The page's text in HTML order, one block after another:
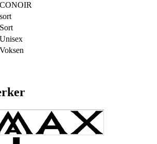
CONOIR
sort
Sort
Unisex
Voksen